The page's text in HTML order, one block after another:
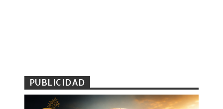
PUBLICIDAD